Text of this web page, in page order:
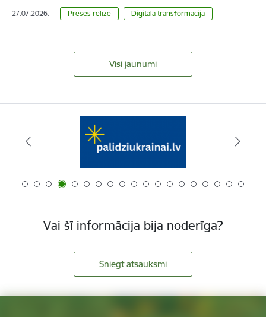
27.07.2026. Preses relīze Digitālā transformācija
Visi jaunumi
Vai šī informācija bija noderīga?
Sniegt atsauksmi